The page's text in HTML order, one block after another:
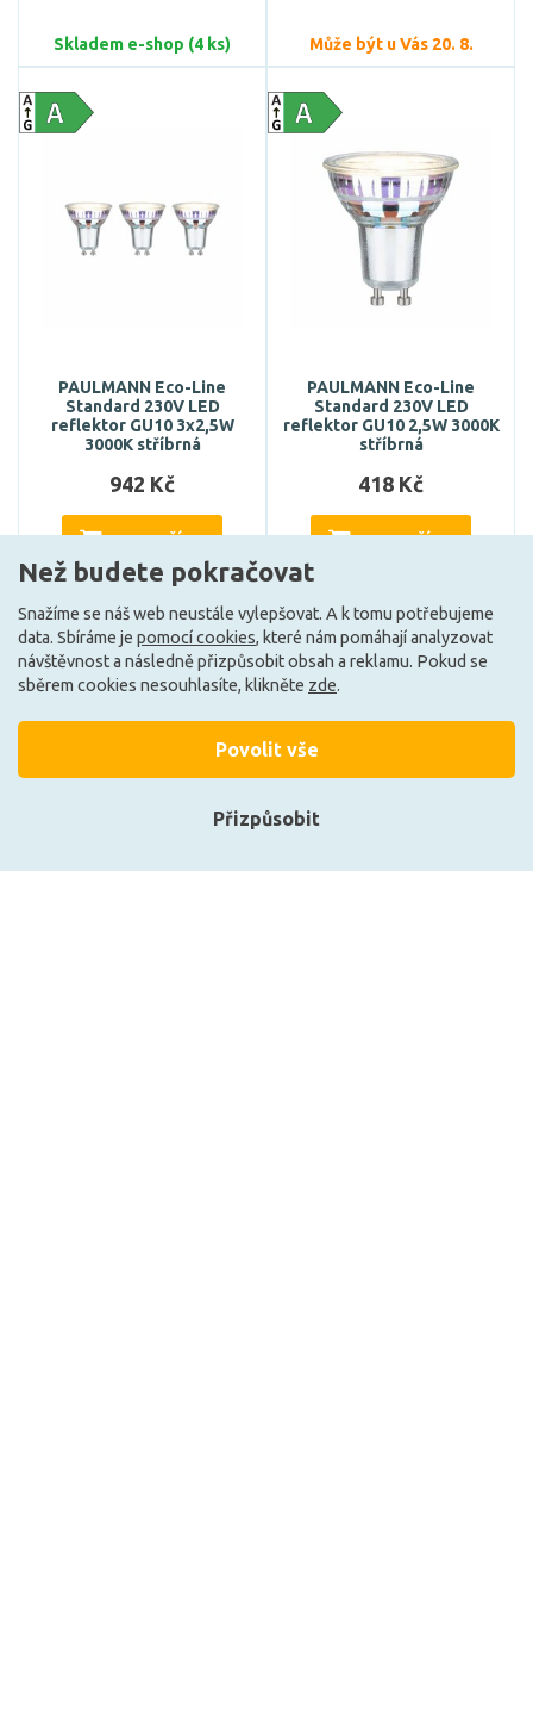
Skladem e-shop (4 ks) Může být u Vás 20. 8.
PAULMANN Eco-Line
Standard 230V LED
reflektor GU10 3x2,5W
3000K stříbrná
942 Kč
DO KOŠÍKU
Může být u Vás 20. 8.
PAULMANN Eco-Line
Standard 230V LED
reflektor GU10 2,5W 3000K
stříbrná
418 Kč
DO KOŠÍKU
Může být u Vás 20. 8.
Načíst další
Ze stejné kolekce
Než budete pokračovat
Snažíme se náš web neustále vylepšovat. A k tomu potřebujeme
data. Sbíráme je pomocí cookies, které nám pomáhají analyzovat
návštěvnost a následně přizpůsobit obsah a reklamu. Pokud se
sběrem cookies nesouhlasíte, klikněte zde.
Přizpůsobit
Povolit vše